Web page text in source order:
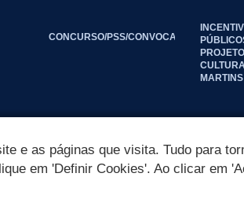
CONCURSO/PSS/CONVOCAÇÃO
e as páginas que visita. Tudo para
em 'Definir Cookies'. Ao clicar em